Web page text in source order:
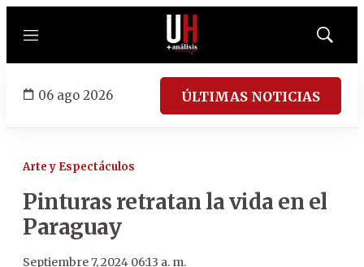
Menú
Mostrar
06 ago 2026 ÚLTIMAS NOTICIAS
Arte y Espectáculos
Pinturas retratan la vida en el
Paraguay
Septiembre 7, 2024 06:13 a. m.